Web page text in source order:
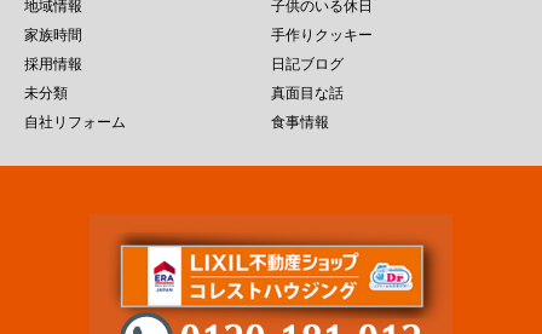
地域情報
子供のいる休日
家族時間
手作りクッキー
採用情報
日記ブログ
未分類
真面目な話
自社リフォーム
食事情報